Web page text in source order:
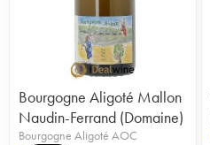
Bourgogne Aligoté Mallon
Naudin-Ferrand (Domaine)
Bourgogne Aligoté AOC